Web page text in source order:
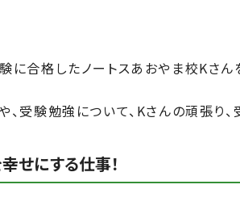
に合格したノートスあおやま校Kさん
、受験勉強について、Kさんの頑張り
せにする仕事！